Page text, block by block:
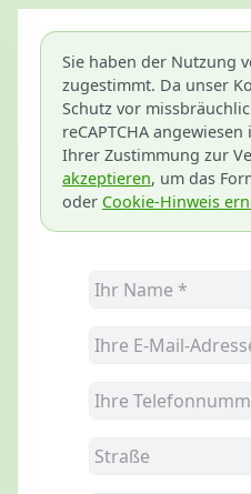
Sie haben der Nutzung
zugestimmt. Da unser
Schutz vor
reCAPTCHA
Ihrer Zustimmung zur
akzeptieren, um das
oder Cookie-Hinweis